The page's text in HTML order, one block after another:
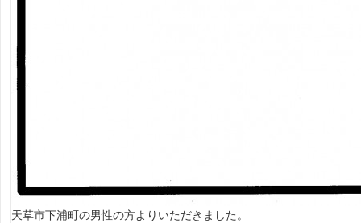
天草市下浦町の男性の方よりいただきました。